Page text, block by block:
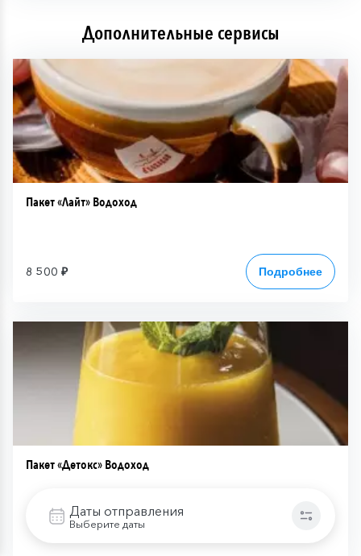
Даты отправления
Выберите даты
Дополнительные сервисы
Пакет «Лайт» Водоход
8 500 ₽ Подробнее
Пакет «Детокс» Водоход